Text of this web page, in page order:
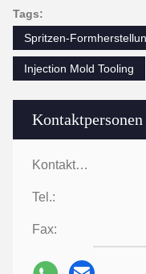
Kontaktpersonen
Kontaktpersonen:
Tel.:
Fax:
Tags:
Spritzen-
Injection Mold Tooling